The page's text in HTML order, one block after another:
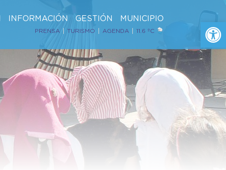
INFORMACIÓN GESTIÓN MUNICIPIO
PRENSA TURISMO AGENDA 11.6 ºC